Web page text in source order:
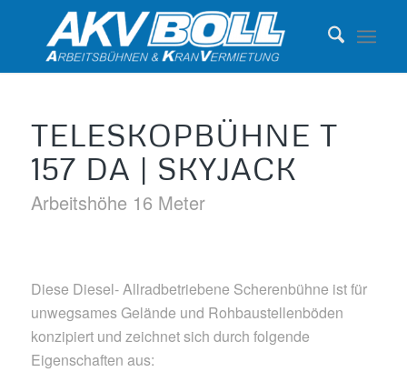
TELESKOPBÜHNE T
157 DA | SKYJACK
Arbeitshöhe 16 Meter
Diese Diesel- Allradbetriebene Scherenbühne ist für
unwegsames Gelände und Rohbaustellenböden
konzipiert und zeichnet sich durch folgende
Eigenschaften aus: